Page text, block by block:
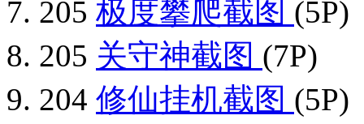
205 极度攀爬截图 (5P)
205 关守神截图 (7P)
204 修仙挂机截图 (5P)